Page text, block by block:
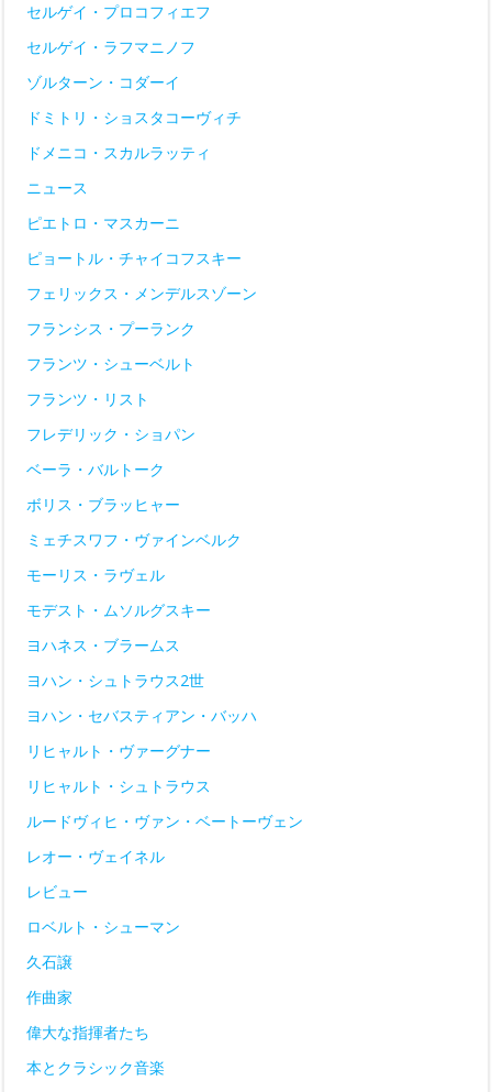
セルゲイ・プロコフィエフ
セルゲイ・ラフマニノフ
ゾルターン・コダーイ
ドミトリ・ショスタコーヴィチ
ドメニコ・スカルラッティ
ニュース
ピエトロ・マスカーニ
ピョートル・チャイコフスキー
フェリックス・メンデルスゾーン
フランシス・プーランク
フランツ・シューベルト
フランツ・リスト
フレデリック・ショパン
ベーラ・バルトーク
ボリス・ブラッヒャー
ミェチスワフ・ヴァインベルク
モーリス・ラヴェル
モデスト・ムソルグスキー
ヨハネス・ブラームス
ヨハン・シュトラウス2世
ヨハン・セバスティアン・バッハ
リヒャルト・ヴァーグナー
リヒャルト・シュトラウス
ルードヴィヒ・ヴァン・ベートーヴェン
レオー・ヴェイネル
レビュー
ロベルト・シューマン
久石譲
作曲家
偉大な指揮者たち
本とクラシック音楽